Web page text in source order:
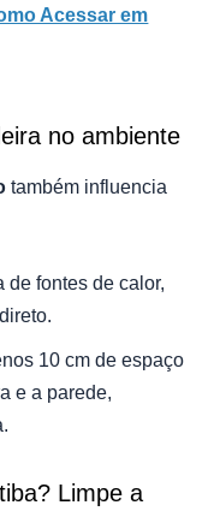
Acessar em
no ambiente
também influencia
de fontes de calor,
10 cm de espaço
e a parede,
Limpe a